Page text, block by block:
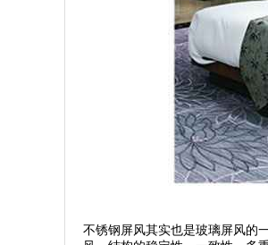
不锈钢屏风其实也是玻璃屏风的